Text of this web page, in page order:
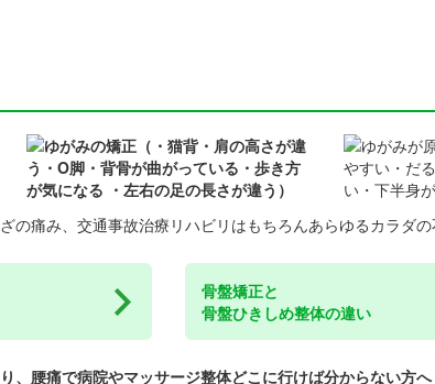
骨盤矯正と
骨盤ひきしめ整体の違い